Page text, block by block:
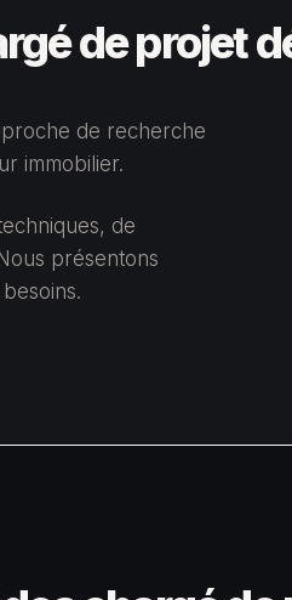
de projet
de recherche
immobilier.
de
présentons